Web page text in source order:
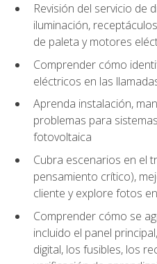
Revisión del servicio de
iluminación,
de paleta y motores
Comprender cómo
eléctricos en las
Aprenda instalación,
problemas para
fotovoltaica
Cubra escenarios en el
pensamiento crítico),
cliente y explore fotos
Comprender cómo se
incluido el panel
digital, los fusibles, los